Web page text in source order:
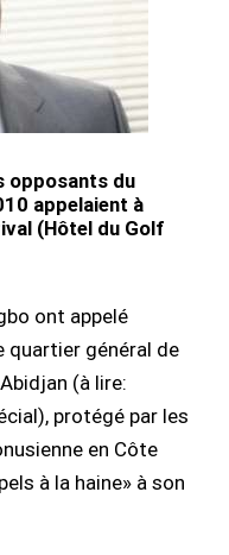
opposants du
appelaient à
(Hôtel du Golf
ont appelé
quartier général de
(à lire:
protégé par les
en Côte
à la haine» à son